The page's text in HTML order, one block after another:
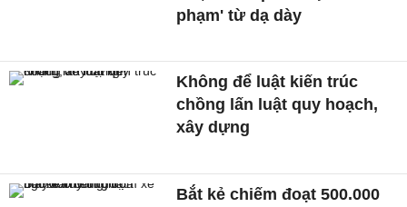
phạm' từ dạ dày
Không để luật kiến trúc
chồng lấn luật quy hoạch,
xây dựng
Bắt kẻ chiếm đoạt 500.000